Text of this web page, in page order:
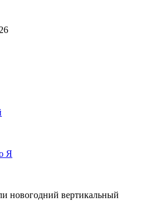
Я
новогодний вертикальный